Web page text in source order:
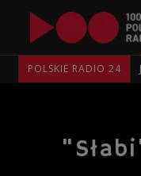
POLSKIE RADIO 24